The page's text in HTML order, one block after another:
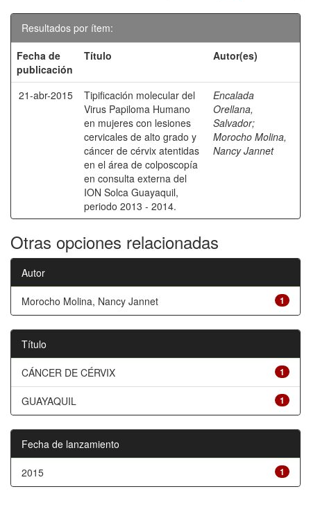
Resultados por ítem:
Fecha de
publicación
Título Autor(es)
21-abr-2015
Tipificación molecular del
Virus Papiloma Humano
en mujeres con lesiones
cervicales de alto grado y
cáncer de cérvix atentidas
en el área de colposcopía
en consulta externa del
ION Solca Guayaquil,
periodo 2013 - 2014.
Encalada
Orellana,
Salvador;
Morocho Molina,
Nancy Jannet
Otras opciones relacionadas
Autor
1
Morocho Molina, Nancy Jannet
Título
1
CÁNCER DE CÉRVIX
1
GUAYAQUIL
Fecha de lanzamiento
1
2015